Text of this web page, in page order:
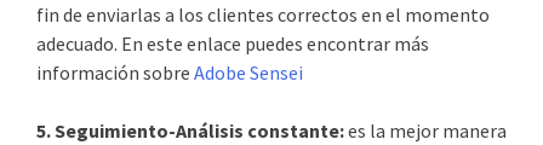
fin de enviarlas a los clientes correctos en el momento
adecuado. En este enlace puedes encontrar más
información sobre Adobe Sensei
5. Seguimiento-Análisis constante:es la mejor manera